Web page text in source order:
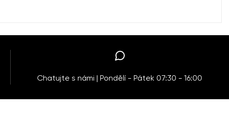
Chatujte s námi | Pondělí - Pátek 07:30 - 16:00